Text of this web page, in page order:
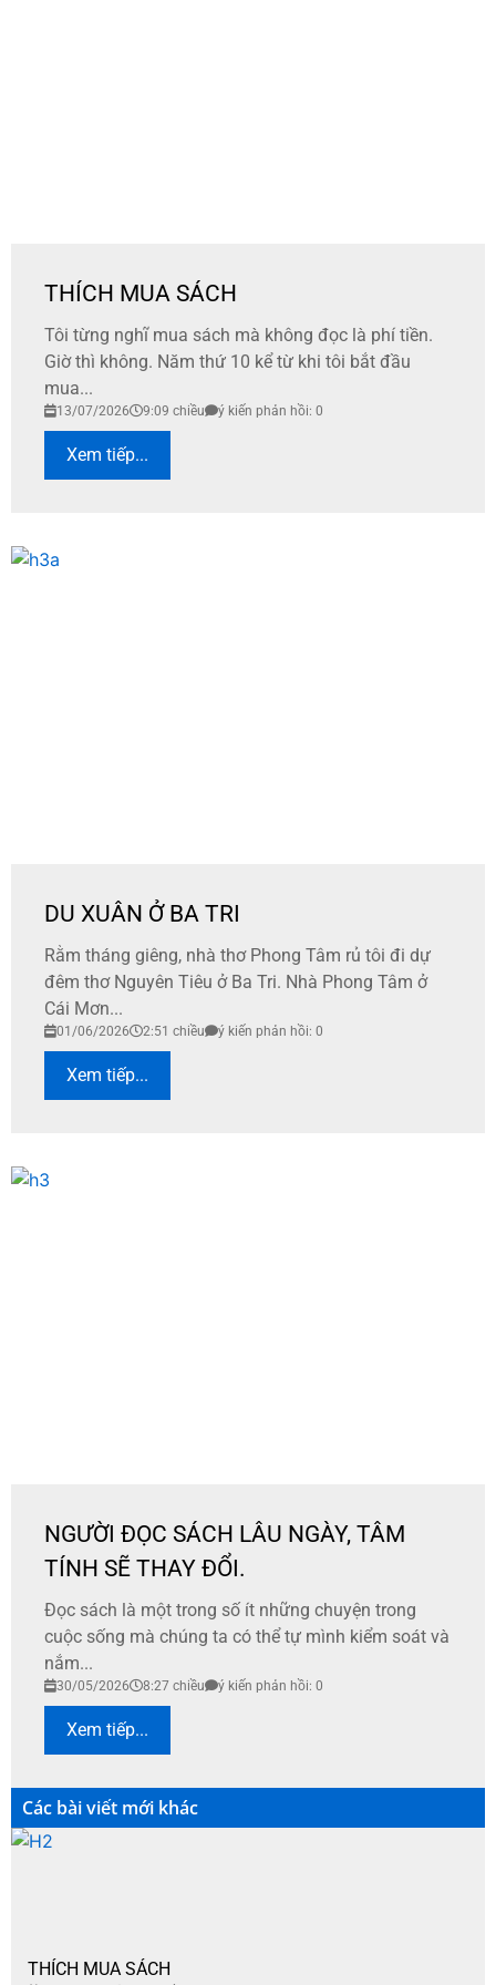
THÍCH MUA SÁCH
Tôi từng nghĩ mua sách mà không đọc là phí tiền.
Giờ thì không. Năm thứ 10 kể từ khi tôi bắt đầu
mua...
13/07/2026 9:09 chiều ý kiến phản hồi: 0
Xem tiếp...
DU XUÂN Ở BA TRI
Rằm tháng giêng, nhà thơ Phong Tâm rủ tôi đi dự
đêm thơ Nguyên Tiêu ở Ba Tri. Nhà Phong Tâm ở
Cái Mơn...
01/06/2026 2:51 chiều ý kiến phản hồi: 0
Xem tiếp...
NGƯỜI ĐỌC SÁCH LÂU NGÀY, TÂM
TÍNH SẼ THAY ĐỔI.
Đọc sách là một trong số ít những chuyện trong
cuộc sống mà chúng ta có thể tự mình kiểm soát và
nắm...
30/05/2026 8:27 chiều ý kiến phản hồi: 0
Xem tiếp...
Các bài viết mới khác
THÍCH MUA SÁCH